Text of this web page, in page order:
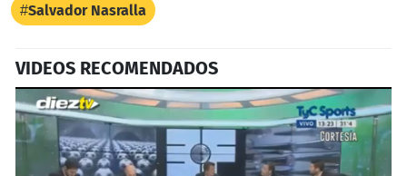
Salvador Nasralla
VIDEOS RECOMENDADOS